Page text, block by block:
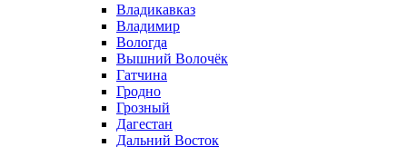
Владикавказ
Владимир
Вологда
Вышний Волочёк
Гатчина
Гродно
Грозный
Дагестан
Дальний Восток